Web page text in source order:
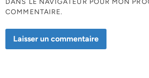
DANS LE NAVIGATEUR POUR MON
COMMENTAIRE.